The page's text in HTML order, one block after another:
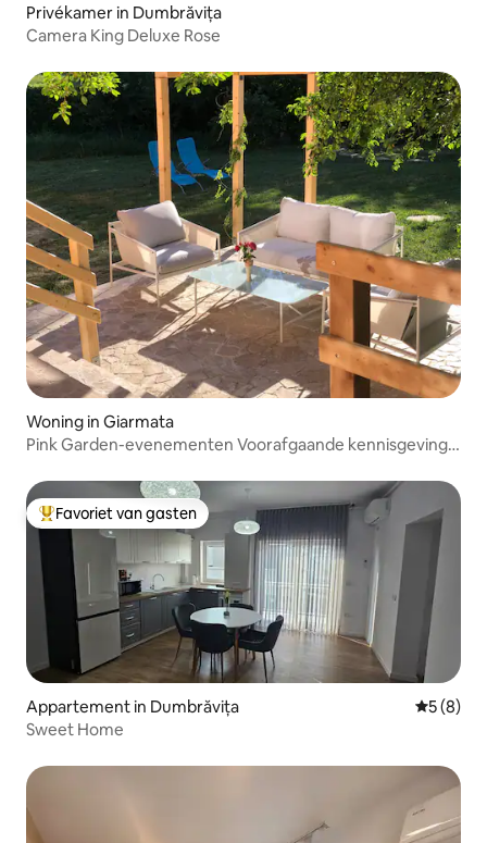
Privékamer in Dumbrăvița
Camera King Deluxe Rose
Woning in Giarmata
Pink Garden-evenementen Voorafgaande kennisgeving
Topfavoriet van gasten
Favoriet van gasten
Appartement in Dumbrăvița
5 (8)
Sweet Home